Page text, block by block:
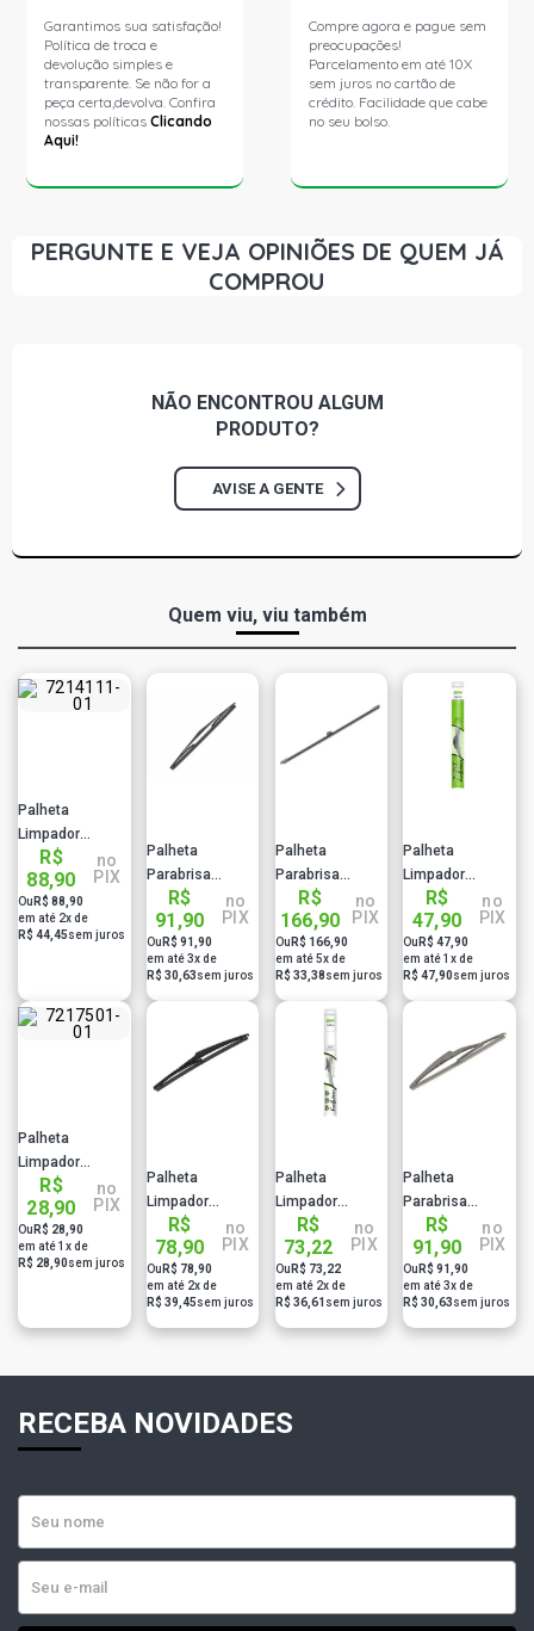
Garantimos sua satisfação!
Política de troca e
devolução simples e
transparente. Se não for a
peça certa,devolva. Confira
nossas políticasClicando
Aqui!
Compre agora e pague sem
preocupações!
Parcelamento em até 10X
sem juros no cartão de
crédito. Facilidade que cabe
no seu bolso.
PERGUNTE E VEJA OPINIÕES DE QUEM JÁ
COMPROU
NÃO ENCONTROU ALGUM
PRODUTO?
AVISE A GENTE
Quem viu, viu também
Palheta
Limpador
Traseiro
Unidade 300Mm
Bosch
3397011630
R$
88,90
no
PIX
Ou R$ 88,90
em até 2x de
R$ 44,45sem juros
Palheta
Parabrisa
Dianteira Pajero
X-Trail Unidade
350Mm Bosch
3397011433
R$
91,90
no
PIX
Ou R$ 91,90
em até 3x de
R$ 30,63sem juros
Palheta
Parabrisa
Dianteira A3
Unidade 330Mm
Bosch
3397008635
R$
166,90
no
PIX
Ou R$ 166,90
em até 5x de
R$ 33,38sem juros
Palheta
Limpador
Parabrisa Spin
Agile Valeo
578406
Evollution Extra
550Mm 22
R$
47,90
no
PIX
Ou R$ 47,90
em até 1x de
R$ 47,90sem juros
Palheta
Limpador
Parabrisa Mobi
Hilux Valeo
578401
Evollution Extra
R$
28,90
no
PIX
Ou R$ 28,90
em até 1x de
R$ 28,90sem juros
Palheta
Limpador
Parabrisa Kia
Soul Unidade
280Mm Bosch
3397011428
R$
78,90
no
PIX
Ou R$ 78,90
em até 2x de
R$ 39,45sem juros
Palheta
Limpador
Parabrisa Uno
Fiesta Hatch
Valeo 578410
Evollution
380Mm 15
R$
73,22
no
PIX
Ou R$ 73,22
em até 2x de
R$ 36,61 sem juros
Palheta
Parabrisa
Dianteira 308
Hb20 Unidade
290Mm Bosch
3397004802
R$
91,90
no
PIX
Ou R$ 91,90
em até 3x de
R$ 30,63sem juros
RECEBA NOVIDADES